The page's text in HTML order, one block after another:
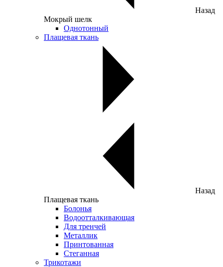
Назад
Мокрый шелк
Однотонный
Плащевая ткань
Назад
Плащевая ткань
Болонья
Водоотталкивающая
Для тренчей
Металлик
Принтованная
Стеганная
Трикотажи